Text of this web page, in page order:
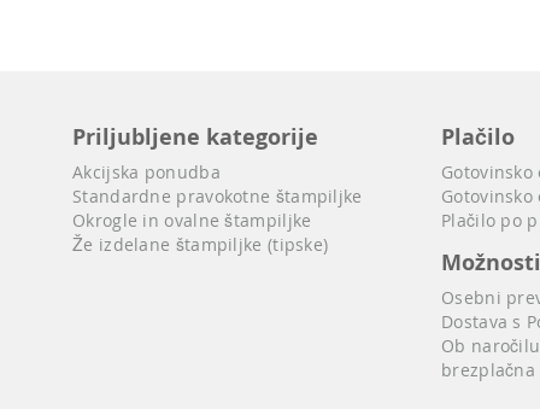
Priljubljene kategorije
Akcijska ponudba
Standardne pravokotne štampiljke
Okrogle in ovalne štampiljke
Že izdelane štampiljke (tipske)
Plačilo
Gotovinsko
Plačilo po
Osebni
Dostava s
Ob
brezplačna